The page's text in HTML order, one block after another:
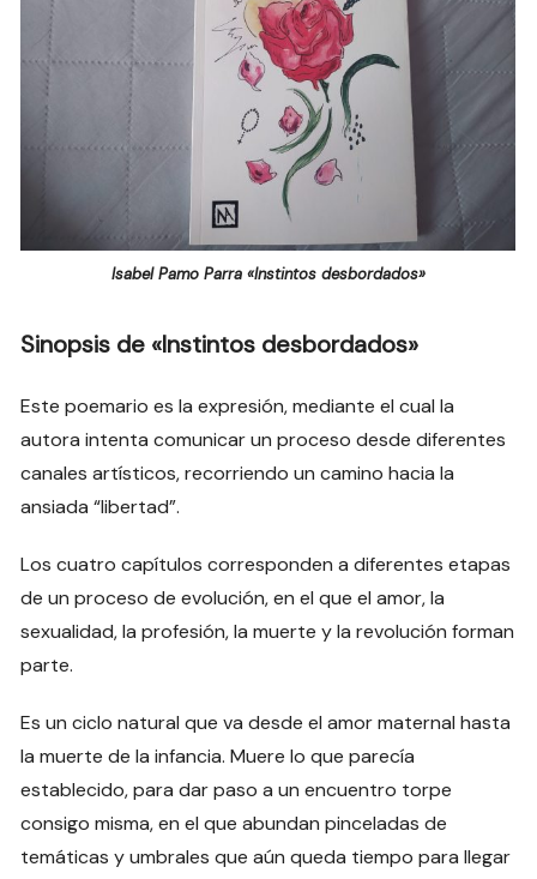
Isabel Pamo Parra «Instintos desbordados»
Sinopsis de «Instintos desbordados»
Este poemario es la expresión, mediante el cual la
autora intenta comunicar un proceso desde diferentes
canales artísticos, recorriendo un camino hacia la
ansiada “libertad”.
Los cuatro capítulos corresponden a diferentes etapas
de un proceso de evolución, en el que el amor, la
sexualidad, la profesión, la muerte y la revolución forman
parte.
Es un ciclo natural que va desde el amor maternal hasta
la muerte de la infancia. Muere lo que parecía
establecido, para dar paso a un encuentro torpe
consigo misma, en el que abundan pinceladas de
temáticas y umbrales que aún queda tiempo para llegar